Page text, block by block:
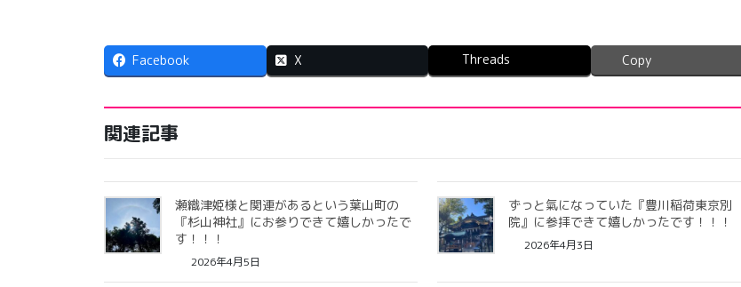
Facebook X Threads Copy
関連記事
瀬織津姫様と関連があるという葉山町の
『杉山神社』にお参りできて嬉しかったで
す！！！
2026年4月5日
ずっと氣になっていた『豊川稲荷東京別
院』に参拝できて嬉しかったです！！！
2026年4月3日